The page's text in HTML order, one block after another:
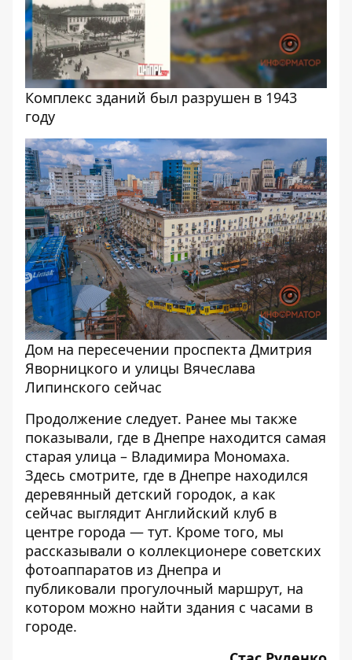
Комплекс зданий был разрушен в 1943
году
Дом на пересечении проспекта Дмитрия
Яворницкого и улицы Вячеслава
Липинского сейчас
Продолжение следует. Ранее мы также
показывали, где в Днепре находится самая
старая улица – Владимира Мономаха.
Здесь смотрите, где в Днепре находился
деревянный детский городок, а как
сейчас выглядит Английский клуб в
центре города — тут. Кроме того, мы
рассказывали о коллекционере советских
фотоаппаратов из Днепра и
публиковали прогулочный маршрут, на
котором можно найти здания с часами в
городе.